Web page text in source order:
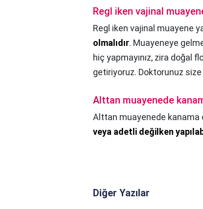
Regl iken vajinal
Regl iken vajinal muayene
olmalıdır. Muayeneye
hiç yapmayınız, zira doğal
getiriyoruz. Doktorunuz
Alttan muayenede
Alttan muayenede kanama
veya adetli değilken
Diğer Yazılar